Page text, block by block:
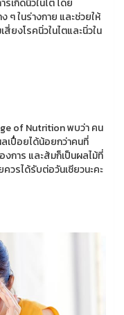
กิดนิ่วในไต โดย
ๆ ในร่างกาย และช่วยให้
ยงโรคนิ่วในไตและนิ่วใน
of Nutrition พบว่า คน
เปื่อยได้น้อยกว่าคนที่
การ และส้มก็เป็นผลไม้ที่
วรได้รับต่อวันเชียวนะคะ